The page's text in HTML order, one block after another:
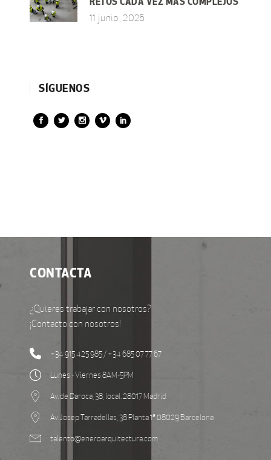
11 junio, 2026
SÍGUENOS
CONTACTA
¿Quieres trabajar con nosotros?
¡Contacto con nosotros!
+34 915 425 985 / +34 685 07 77 67
Lunes - Viernes 8AM-5PM
Av. de Daroca, 38, local. 28017 Madrid
Av. Josep Tarradellas, 38 Planta 1ª 08029 Barcelona
talento@eneroarquitectura.com